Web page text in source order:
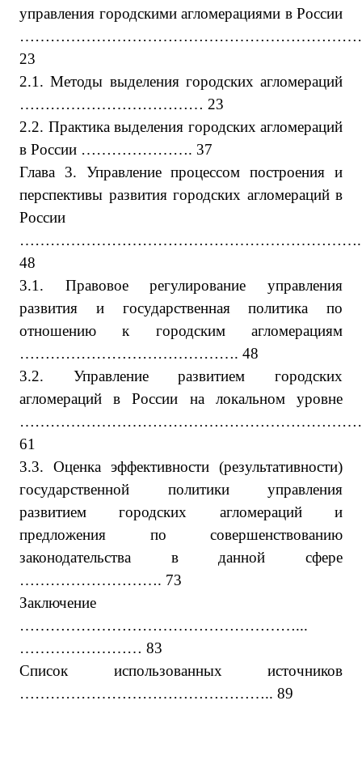
управления городскими агломерациями в России
23
2.1. Методы выделения городских агломераций
……………………………… 23
2.2. Практика выделения городских агломераций
в России …………………. 37
Глава 3. Управление процессом построения и
перспективы развития городских агломераций в
России
48
3.1. Правовое регулирование управления
развития и государственная политика по
отношению к городским агломерациям
……………………………………. 48
3.2. Управление развитием городских
агломераций в России на локальном уровне
61
3.3. Оценка эффективности (результативности)
государственной политики управления
развитием городских агломераций и
предложения по совершенствованию
законодательства в данной сфере
………………………. 73
Заключение
………………………………………………...
…………………… 83
Список использованных источников
………………………………………….. 89